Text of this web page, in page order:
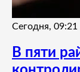
Сегодня, 09:21
В пяти